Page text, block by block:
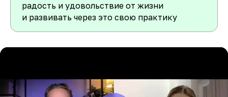
радость и удовольствие от жизни
и развивать через это свою практику